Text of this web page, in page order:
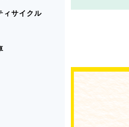
ィサイクル